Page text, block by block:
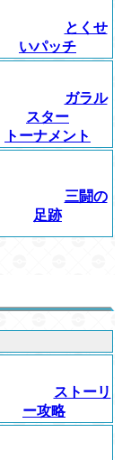
とくせ
いパッチ
ガラル
スター
トーナメント
三闘の
足跡
ストーリ
ー攻略